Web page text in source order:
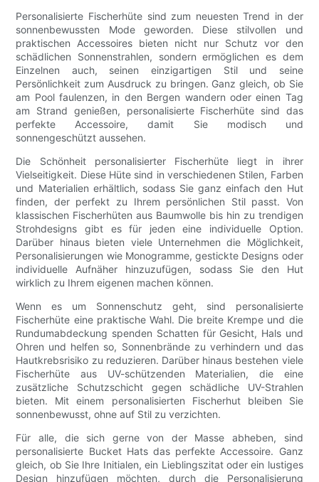
Personalisierte Fischerhüte sind zum neuesten Trend in der
sonnenbewussten Mode geworden. Diese stilvollen und
praktischen Accessoires bieten nicht nur Schutz vor den
schädlichen Sonnenstrahlen, sondern ermöglichen es dem
Einzelnen auch, seinen einzigartigen Stil und seine
Persönlichkeit zum Ausdruck zu bringen. Ganz gleich, ob Sie
am Pool faulenzen, in den Bergen wandern oder einen Tag
am Strand genießen, personalisierte Fischerhüte sind das
perfekte Accessoire, damit Sie modisch und
sonnengeschützt aussehen.
Die Schönheit personalisierter Fischerhüte liegt in ihrer
Vielseitigkeit. Diese Hüte sind in verschiedenen Stilen, Farben
und Materialien erhältlich, sodass Sie ganz einfach den Hut
finden, der perfekt zu Ihrem persönlichen Stil passt. Von
klassischen Fischerhüten aus Baumwolle bis hin zu trendigen
Strohdesigns gibt es für jeden eine individuelle Option.
Darüber hinaus bieten viele Unternehmen die Möglichkeit,
Personalisierungen wie Monogramme, gestickte Designs oder
individuelle Aufnäher hinzuzufügen, sodass Sie den Hut
wirklich zu Ihrem eigenen machen können.
Wenn es um Sonnenschutz geht, sind personalisierte
Fischerhüte eine praktische Wahl. Die breite Krempe und die
Rundumabdeckung spenden Schatten für Gesicht, Hals und
Ohren und helfen so, Sonnenbrände zu verhindern und das
Hautkrebsrisiko zu reduzieren. Darüber hinaus bestehen viele
Fischerhüte aus UV-schützenden Materialien, die eine
zusätzliche Schutzschicht gegen schädliche UV-Strahlen
bieten. Mit einem personalisierten Fischerhut bleiben Sie
sonnenbewusst, ohne auf Stil zu verzichten.
Für alle, die sich gerne von der Masse abheben, sind
personalisierte Bucket Hats das perfekte Accessoire. Ganz
gleich, ob Sie Ihre Initialen, ein Lieblingszitat oder ein lustiges
Design hinzufügen möchten, durch die Personalisierung